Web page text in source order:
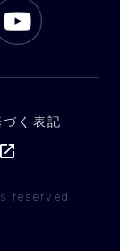
く表記
reserved